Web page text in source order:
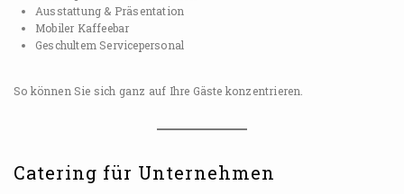
Ausstattung & Präsentation
Mobiler Kaffeebar
Geschultem Servicepersonal
So können Sie sich ganz auf Ihre Gäste konzentrieren.
Catering für Unternehmen